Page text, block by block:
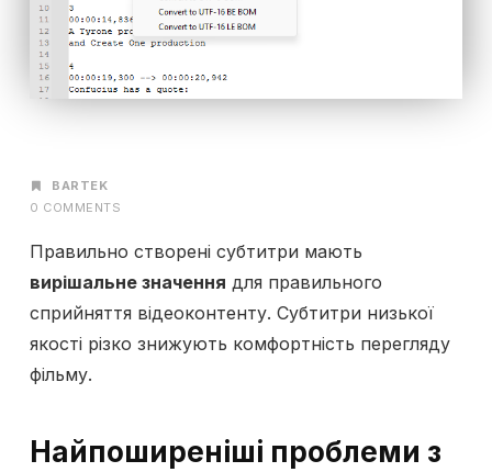
AUTHOR
BARTEK
0 COMMENTS
Правильно створені субтитри мають
вирішальне значення для правильного
сприйняття відеоконтенту. Субтитри низької
якості різко знижують комфортність перегляду
фільму.
Найпоширеніші проблеми з